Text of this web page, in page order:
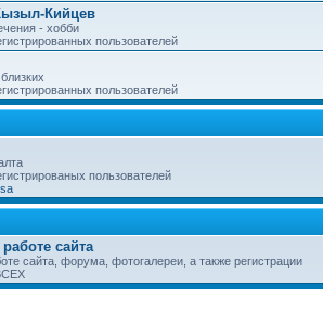
Кийцев
- хобби
пользователей
пользователей
пользователей
сайта
сайта, форума, фотогалереи, а также регистрации